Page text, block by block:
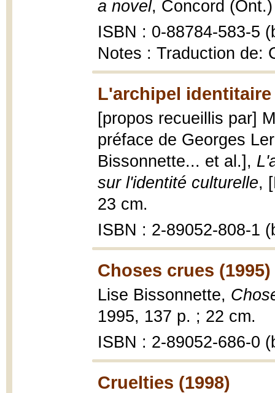
a novel, Concord
ISBN : 0-88784-583-5
Notes : Traduction de:
L'archipel identitaire
[propos recueillis par]
préface de Georges
Bissonnette... et al.],
sur l'identité culturelle,
23 cm.
ISBN : 2-89052-808-1
Choses crues (1995)
Lise Bissonnette,
1995, 137 p. ; 22 cm.
ISBN : 2-89052-686-0
Cruelties (1998)